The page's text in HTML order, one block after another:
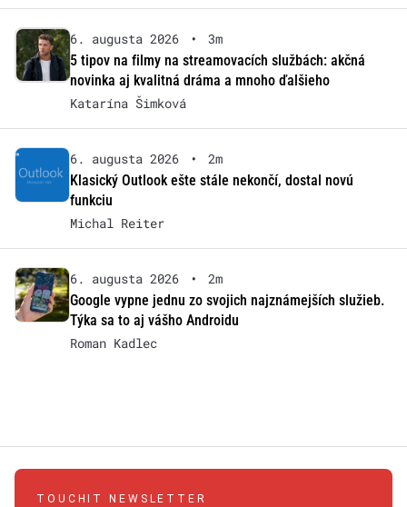
6. augusta 2026 •
3m
5 tipov na filmy na streamovacích službách: akčná
novinka aj kvalitná dráma a mnoho ďalšieho
Katarína Šimková
6. augusta 2026 •
2m
Klasický Outlook ešte stále nekončí, dostal novú
funkciu
Michal Reiter
6. augusta 2026 •
2m
Google vypne jednu zo svojich najznámejších služieb.
Týka sa to aj vášho Androidu
Roman Kadlec
TOUCHIT NEWSLETTER